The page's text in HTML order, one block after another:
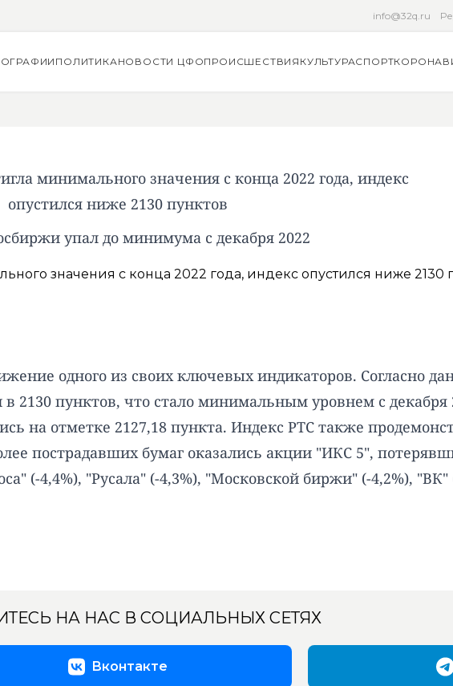
info@32q.ru
ПОЛИТИКАНОВОСТИ ЦФОПРОИСШЕСТВИЯ КУЛЬТУРАСПОРТ
минимального значения с конца 2022 года, индекс
опустился ниже 2130 пунктов
упал до минимума с декабря 2022
одного из своих ключевых индикаторов. Согласно
пунктов, что стало минимальным уровнем с декабря
на отметке 2127,18 пункта. Индекс РТС также
пострадавших бумаг оказались акции "ИКС 5",
(-4,4%), "Русала" (-4,3%), "Московской биржи" (-4,2%), "ВК"
НА НАС В СОЦИАЛЬНЫХ СЕТЯХ
Вконтакте